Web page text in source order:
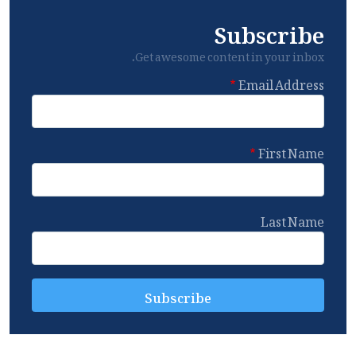
Subscribe
Get awesome content in your inbox.
Email Address
First Name
Last Name